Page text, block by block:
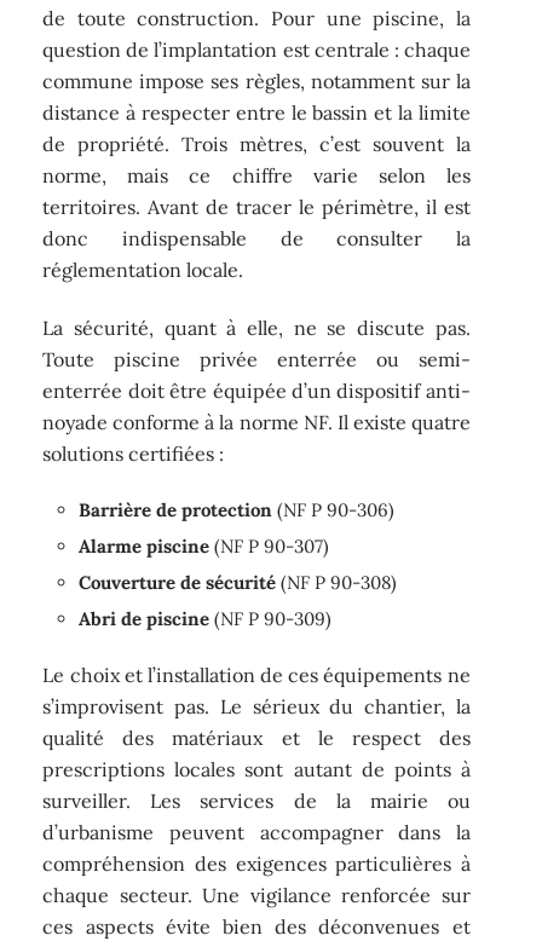
de toute construction. Pour une piscine, la
question de l’implantation est centrale : chaque
commune impose ses règles, notamment sur la
distance à respecter entre le bassin et la limite
de propriété. Trois mètres, c’est souvent la
norme, mais ce chiffre varie selon les
territoires. Avant de tracer le périmètre, il est
donc indispensable de consulter la
réglementation locale.
La sécurité, quant à elle, ne se discute pas.
Toute piscine privée enterrée ou semi-
enterrée doit être équipée d’un dispositif anti-
noyade conforme à la norme NF. Il existe quatre
solutions certifiées :
Barrière de protection (NF P 90-306)
Alarme piscine (NF P 90-307)
Couverture de sécurité (NF P 90-308)
Abri de piscine (NF P 90-309)
Le choix et l’installation de ces équipements ne
s’improvisent pas. Le sérieux du chantier, la
qualité des matériaux et le respect des
prescriptions locales sont autant de points à
surveiller. Les services de la mairie ou
d’urbanisme peuvent accompagner dans la
compréhension des exigences particulières à
chaque secteur. Une vigilance renforcée sur
ces aspects évite bien des déconvenues et